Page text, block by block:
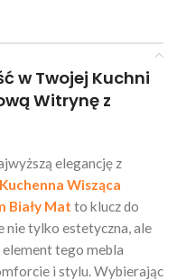
w Twojej Kuchni
Witrynę z
elegancję z
Wisząca
Biały Mat to klucz do
nie tylko estetyczna, ale
tego mebla
i stylu. Wybierając